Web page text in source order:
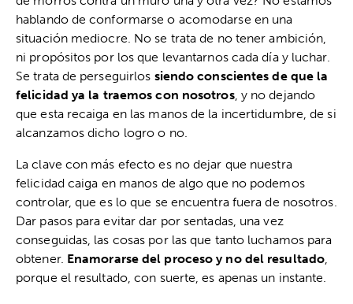
hablando de conformarse o acomodarse en una
situación mediocre. No se trata de no tener ambición,
ni propósitos por los que levantarnos cada día y luchar.
Se trata de perseguirlos siendo conscientes de que la
felicidad ya la traemos con nosotros, y no dejando
que esta recaiga en las manos de la incertidumbre, de si
alcanzamos dicho logro o no.
La clave con más efecto es no dejar que nuestra
felicidad caiga en manos de algo que no podemos
controlar, que es lo que se encuentra fuera de nosotros.
Dar pasos para evitar dar por sentadas, una vez
conseguidas, las cosas por las que tanto luchamos para
obtener. Enamorarse del proceso y no del resultado,
porque el resultado, con suerte, es apenas un instante.